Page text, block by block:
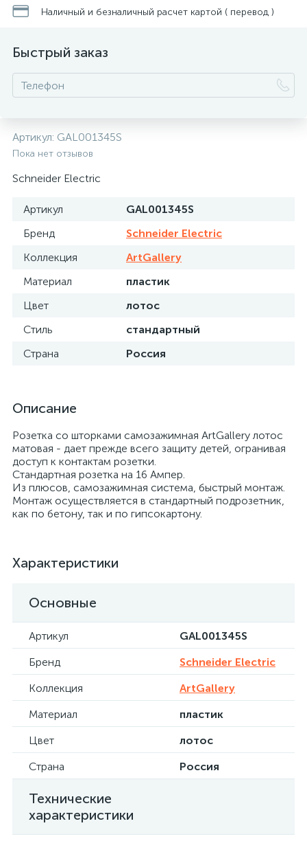
Наличный и безналичный расчет картой ( перевод )
Быстрый заказ
Артикул: GAL001345S
Пока нет отзывов
Schneider Electric
Артикул
GAL001345S
Бренд
Schneider Electric
Коллекция
ArtGallery
Материал
пластик
Цвет
лотос
Стиль
стандартный
Страна
Россия
Описание
Розетка со шторками самозажимная ArtGallery лотос
матовая - дает прежде всего защиту детей, огранивая
доступ к контактам розетки.
Стандартная розетка на 16 Ампер.
Из плюсов, самозажимная система, быстрый монтаж.
Монтаж осуществляется в стандартный подрозетник,
как по бетону, так и по гипсокартону.
Характеристики
Основные
Артикул
GAL001345S
Бренд
Schneider Electric
Коллекция
ArtGallery
Материал
пластик
Цвет
лотос
Страна
Россия
Технические
характеристики